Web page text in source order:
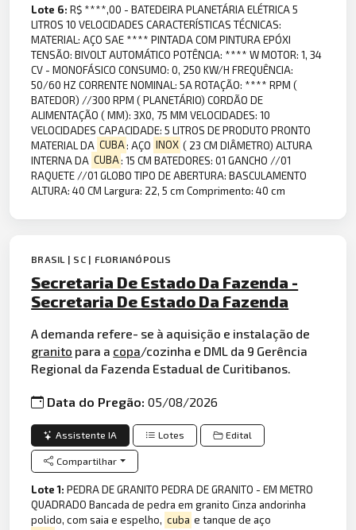
Lote 6:R$ ****,00 - BATEDEIRA PLANETÁRIA ELÉTRICA 5
LITROS 10 VELOCIDADES CARACTERÍSTICAS TÉCNICAS:
MATERIAL: AÇO SAE **** PINTADA COM PINTURA EPÓXI
TENSÃO: BIVOLT AUTOMÁTICO POTÊNCIA: **** W MOTOR: 1, 34
CV - MONOFÁSICO CONSUMO: 0, 250 KW/H FREQUÊNCIA:
50/60 HZ CORRENTE NOMINAL: 5A ROTAÇÃO: **** RPM (
BATEDOR) //300 RPM ( PLANETÁRIO) CORDÃO DE
ALIMENTAÇÃO ( MM): 3X0, 75 MM VELOCIDADES: 10
VELOCIDADES CAPACIDADE: 5 LITROS DE PRODUTO PRONTO
MATERIAL DA CUBA: AÇO INOX ( 23 CM DIÂMETRO) ALTURA
INTERNA DA CUBA: 15 CM BATEDORES: 01 GANCHO //01
RAQUETE //01 GLOBO TIPO DE ABERTURA: BASCULAMENTO
ALTURA: 40 CM Largura: 22, 5 cm Comprimento: 40 cm
BRASIL | SC | FLORIANÓPOLIS
Secretaria De Estado Da Fazenda -
Secretaria De Estado Da Fazenda
A demanda refere- se à aquisição e instalação de
granito para a copa/cozinha e DML da 9 Gerência
Regional da Fazenda Estadual de Curitibanos.
Data do Pregão:05/08/2026
Assistente IA Lotes Edital
Compartilhar
Lote 1:PEDRA DE GRANITO PEDRA DE GRANITO - EM METRO
QUADRADO Bancada de pedra em granito Cinza andorinha
polido, com saia e espelho, cuba e tanque de aço